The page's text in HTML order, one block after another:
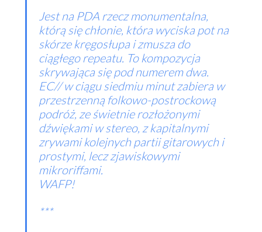
Jest na PDA rzecz monumentalna,
którą się chłonie, która wyciska pot na
skórze kręgosłupa i zmusza do
ciągłego repeatu. To kompozycja
skrywająca się pod numerem dwa.
EC// w ciągu siedmiu minut zabiera w
przestrzenną folkowo-postrockową
podróż, ze świetnie rozłożonymi
dźwiękami w stereo, z kapitalnymi
zrywami kolejnych partii gitarowych i
prostymi, lecz zjawiskowymi
mikroriffami.
WAFP!
***